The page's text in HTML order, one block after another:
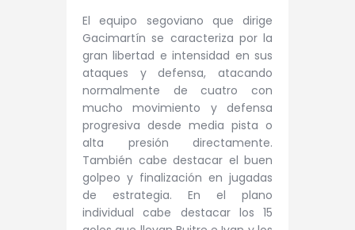
El equipo segoviano que dirige
Gacimartín se caracteriza por la
gran libertad e intensidad en sus
ataques y defensa, atacando
normalmente de cuatro con
mucho movimiento y defensa
progresiva desde media pista o
alta presión directamente.
También cabe destacar el buen
golpeo y finalización en jugadas
de estrategia. En el plano
individual cabe destacar los 15